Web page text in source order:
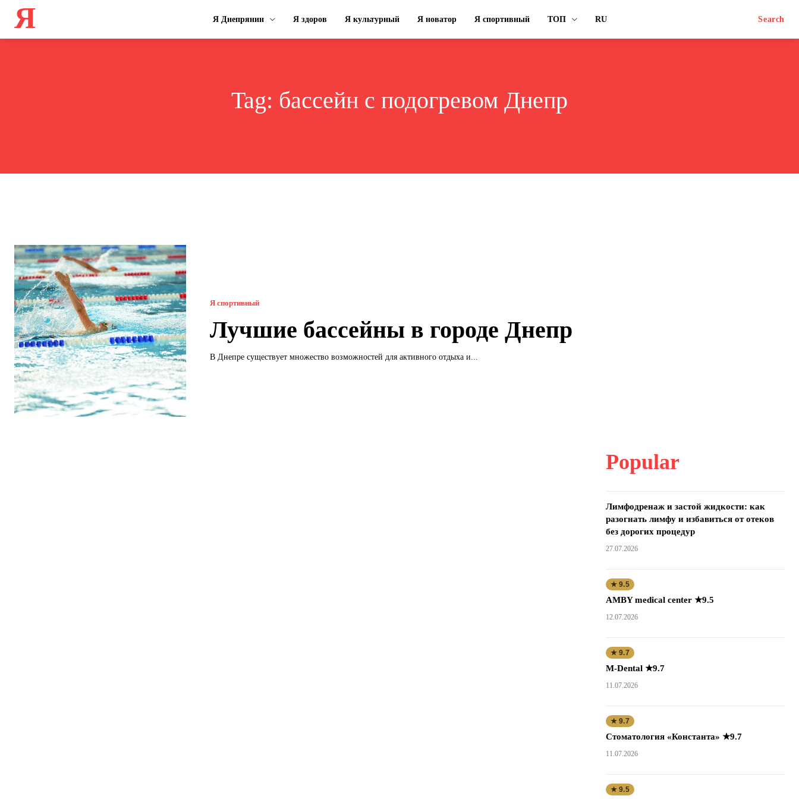
Я Я Днепрянин Я здоров Я культурный Я новатор Я спортивный ТОП RU Search
Tag: бассейн с подогревом Днепр
Я спортивный
Лучшие бассейны в городе Днепр
В Днепре существует множество возможностей для активного отдыха и...
Popular
Лимфодренаж и застой жидкости: как
разогнать лимфу и избавиться от отеков
без дорогих процедур
27.07.2026
★ 9.5
AMBY medical center ★9.5
12.07.2026
★ 9.7
M-Dental ★9.7
11.07.2026
★ 9.7
Стоматология «Константа» ★9.7
11.07.2026
★ 9.5